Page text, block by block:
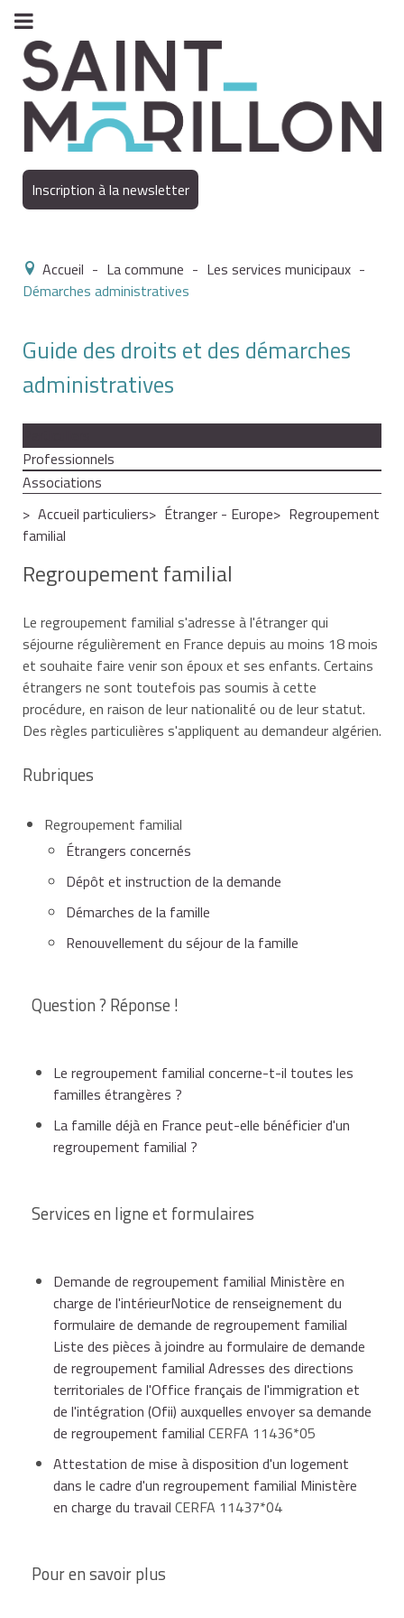
Inscription à la newsletter
Accueil - La commune - Les services municipaux -
Démarches administratives
Guide des droits et des démarches
administratives
Professionnels
Associations
Accueil particuliers
Étranger - Europe
Regroupement
familial
Regroupement familial
Le regroupement familial s'adresse à l'étranger qui
séjourne régulièrement en France depuis au moins 18 mois
et souhaite faire venir son époux et ses enfants. Certains
étrangers ne sont toutefois pas soumis à cette
procédure, en raison de leur nationalité ou de leur statut.
Des règles particulières s'appliquent au demandeur algérien.
Rubriques
Regroupement familial
Étrangers concernés
Dépôt et instruction de la demande
Démarches de la famille
Renouvellement du séjour de la famille
Question ? Réponse !
Le regroupement familial concerne-t-il toutes les
familles étrangères ?
La famille déjà en France peut-elle bénéficier d'un
regroupement familial ?
Services en ligne et formulaires
Demande de regroupement familial Ministère en
charge de l'intérieurNotice de renseignement du
formulaire de demande de regroupement familial
Liste des pièces à joindre au formulaire de demande
de regroupement familial Adresses des directions
territoriales de l'Office français de l'immigration et
de l'intégration (Ofii) auxquelles envoyer sa demande
de regroupement familial CERFA 11436*05
Attestation de mise à disposition d'un logement
dans le cadre d'un regroupement familial Ministère
en charge du travail CERFA 11437*04
Pour en savoir plus